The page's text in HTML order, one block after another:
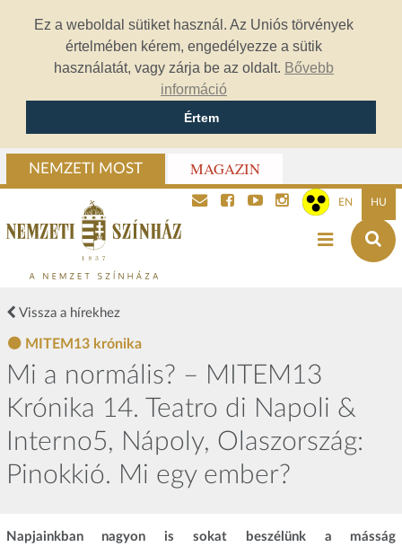
Ez a weboldal sütiket használ. Az Uniós törvények
értelmében kérem, engedélyezze a sütik
használatát, vagy zárja be az oldalt. Bővebb
információ
Értem
NEMZETI MOST MAGAZIN
EN HU
Vissza a hírekhez
MITEM13 krónika
Mi a normális? – MITEM13
Krónika 14. Teatro di Napoli &
Interno5, Nápoly, Olaszország:
Pinokkió. Mi egy ember?
Napjainkban nagyon is sokat beszélünk a másság